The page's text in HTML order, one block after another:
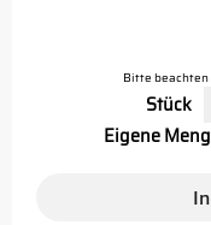
Bitte
Stück
Eigene